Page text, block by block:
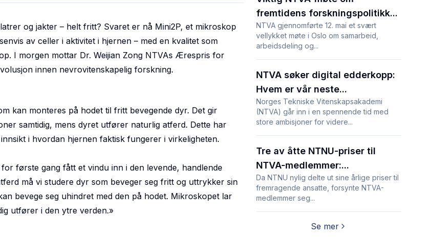
og jakter – helt fritt? Svaret er nå Mini2P, et mikroskop
av celler i aktivitet i hjernen – med en kvalitet som
I morgen mottar Dr. Weijian Zong NTVAs Ærespris for
innen nevrovitenskapelig forskning.
kan monteres på hodet til fritt bevegende dyr. Det gir
samtidig, mens dyret utfører naturlig atferd. Dette har
i hvordan hjernen faktisk fungerer i virkeligheten.
første gang fått et vindu inn i den levende, handlende
må vi studere dyr som beveger seg fritt og uttrykker sin
bevege seg uhindret med den på hodet. Mikroskopet lar
utfører i den ytre verden.»
fremtidens forskningspolitikk...
NTVA gjennomførte 12. mai et svært
vellykket møte i Oslo om samarbeid,
arbeidsdeling og...
NTVA søker digital edderkopp:
Hvem er vår neste...
Norges Tekniske Vitenskapsakademi
(NTVA) går inn i en spennende tid med
store ambisjoner for videre...
Tre av åtte NTNU-priser til
NTVA-medlemmer:...
Da NTNU nylig delte ut sine årlige priser til
fremragende ansatte, forsynte NTVA-
medlemmer seg...
Se mer